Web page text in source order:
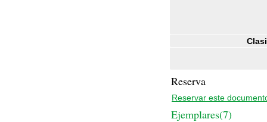
Reserva
Reservar este
Ejemplares(7)